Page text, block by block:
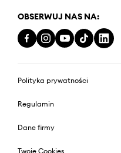
OBSERWUJ NAS NA:
Polityka prywatności
Regulamin
Dane firmy
Twoje Cookies